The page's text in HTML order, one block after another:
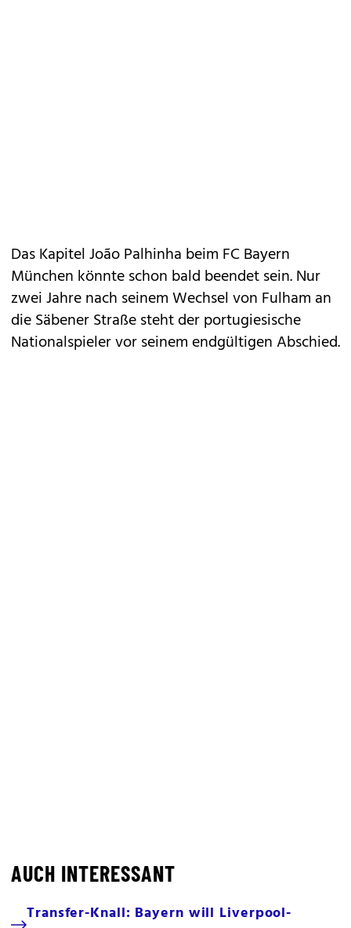
Das Kapitel João Palhinha beim FC Bayern
München könnte schon bald beendet sein. Nur
zwei Jahre nach seinem Wechsel von Fulham an
die Säbener Straße steht der portugiesische
Nationalspieler vor seinem endgültigen Abschied.
AUCH INTERESSANT
Transfer-Knall: Bayern will Liverpool-